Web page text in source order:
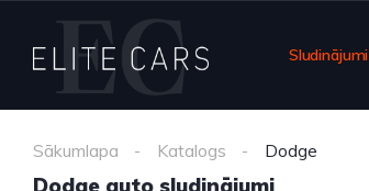
Sludinājumi
Sākumlapa Katalogs Dodge
Dodge auto sludinājumi